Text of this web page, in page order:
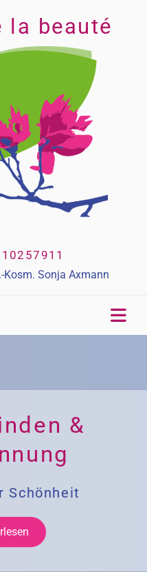
la beauté
Sonja Axmann
&
Schönheit